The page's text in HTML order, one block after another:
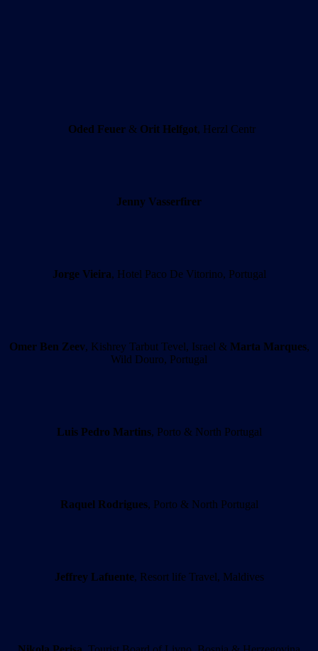
Oded Feuer & Orit Helfgot, Herzl Centr
Jenny Vasserfirer
Jorge Vieira, Hotel Paco De Vitorino, Portugal
Omer Ben Zeev, Kishrey Tarbut Tevel, Israel & Marta Marques,
Wild Douro, Portugal
Luis Pedro Martins, Porto & North Portugal
Raquel Rodrigues, Porto & North Portugal
Jeffrey Lafuente, Resort life Travel, Maldives